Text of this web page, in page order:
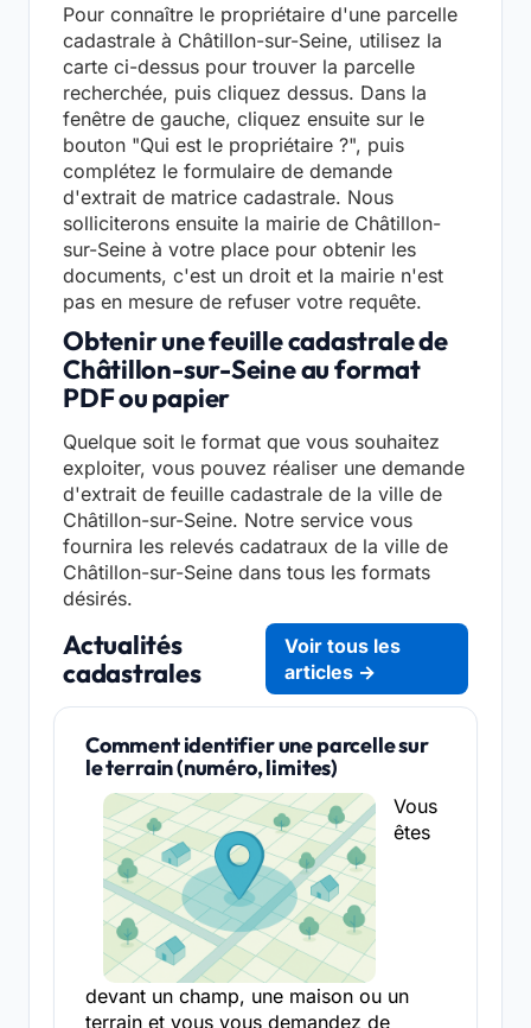
Pour connaître le propriétaire d'une parcelle
cadastrale à Châtillon-sur-Seine, utilisez la
carte ci-dessus pour trouver la parcelle
recherchée, puis cliquez dessus. Dans la
fenêtre de gauche, cliquez ensuite sur le
bouton "Qui est le propriétaire ?", puis
complétez le formulaire de demande
d'extrait de matrice cadastrale. Nous
solliciterons ensuite la mairie de Châtillon-
sur-Seine à votre place pour obtenir les
documents, c'est un droit et la mairie n'est
pas en mesure de refuser votre requête.
Obtenir une feuille cadastrale de
Châtillon-sur-Seine au format
PDF ou papier
Quelque soit le format que vous souhaitez
exploiter, vous pouvez réaliser une demande
d'extrait de feuille cadastrale de la ville de
Châtillon-sur-Seine. Notre service vous
fournira les relevés cadatraux de la ville de
Châtillon-sur-Seine dans tous les formats
désirés.
Actualités
cadastrales
Voir tous les
articles →
Comment identifier une parcelle sur
le terrain (numéro, limites)
Vous
êtes
devant un champ, une maison ou un
terrain et vous vous demandez de